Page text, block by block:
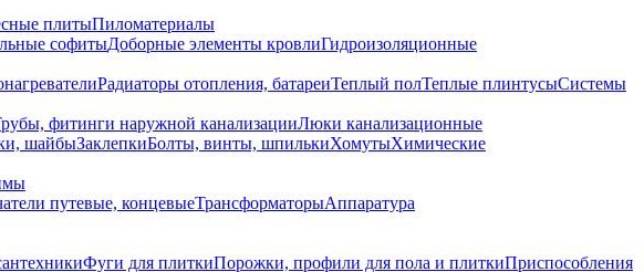
плитыПиломатериалы
софитыДоборные элементы кровлиГидроизоляционные
Радиаторы отопления, батареиТеплый полТеплые плинтусыСистемы
фитинги наружной канализацииЛюки канализационные
шайбыЗаклепкиБолты, винты, шпилькиХомутыХимические
путевые, концевыеТрансформаторыАппаратура
Фуги для плиткиПорожки, профили для пола и плиткиПриспособления